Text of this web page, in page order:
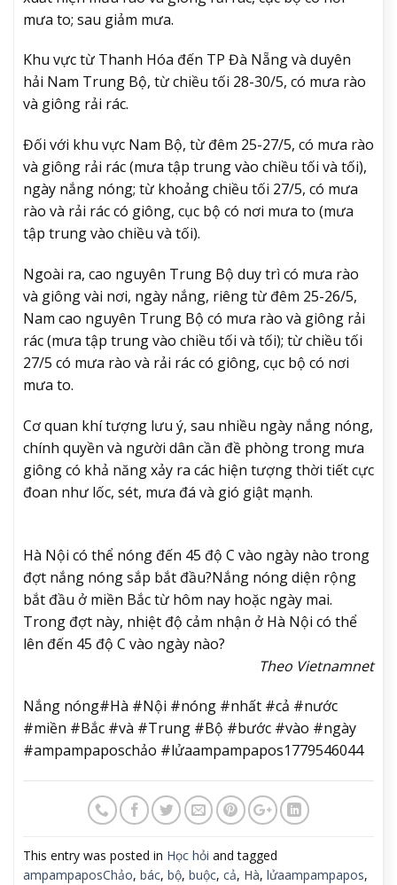
mưa to; sau giảm mưa.
Khu vực từ Thanh Hóa đến TP Đà Nẵng và duyên
hải Nam Trung Bộ, từ chiều tối 28-30/5, có mưa rào
và giông rải rác.
Đối với khu vực Nam Bộ, từ đêm 25-27/5, có mưa rào
và giông rải rác (mưa tập trung vào chiều tối và tối),
ngày nắng nóng; từ khoảng chiều tối 27/5, có mưa
rào và rải rác có giông, cục bộ có nơi mưa to (mưa
tập trung vào chiều và tối).
Ngoài ra, cao nguyên Trung Bộ duy trì có mưa rào
và giông vài nơi, ngày nắng, riêng từ đêm 25-26/5,
Nam cao nguyên Trung Bộ có mưa rào và giông rải
rác (mưa tập trung vào chiều tối và tối); từ chiều tối
27/5 có mưa rào và rải rác có giông, cục bộ có nơi
mưa to.
Cơ quan khí tượng lưu ý, sau nhiều ngày nắng nóng,
chính quyền và người dân cần đề phòng trong mưa
giông có khả năng xảy ra các hiện tượng thời tiết cực
đoan như lốc, sét, mưa đá và gió giật mạnh.
Hà Nội có thể nóng đến 45 độ C vào ngày nào trong
đợt nắng nóng sắp bắt đầu?Nắng nóng diện rộng
bắt đầu ở miền Bắc từ hôm nay hoặc ngày mai.
Trong đợt này, nhiệt độ cảm nhận ở Hà Nội có thể
lên đến 45 độ C vào ngày nào?
Theo Vietnamnet
Nắng nóng#Hà #Nội #nóng #nhất #cả #nước
#miền #Bắc #và #Trung #Bộ #bước #vào #ngày
#ampampaposchảo #lửaampampapos1779546044
This entry was posted in Học hỏi and tagged
ampampaposChảo, bác, bộ, buộc, cả, Hà, lửaampampapos,